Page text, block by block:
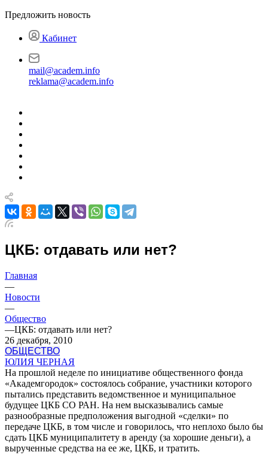
Предложить новость
Кабинет
mail@academ.info
reklama@academ.info
ЦКБ: отдавать или нет?
Главная
—
Новости
—
Общество
—ЦКБ: отдавать или нет?
26 декабря, 2010
ОБЩЕСТВО
ЮЛИЯ ЧЕРНАЯ
На прошлой неделе по инициативе общественного фонда
«Академгородок» состоялось собрание, участники которого
пытались представить ведомственное и муниципальное
будущее ЦКБ СО РАН. На нем высказывались самые
разнообразные предположения выгодной «сделки» по
передаче ЦКБ, в том числе и говорилось, что неплохо было бы
сдать ЦКБ муниципалитету в аренду (за хорошие деньги), а
вырученные средства на ее же, ЦКБ, и тратить.